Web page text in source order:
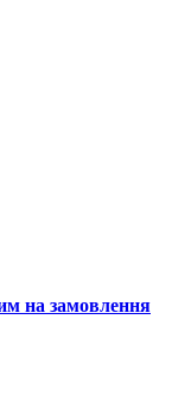
на замовлення